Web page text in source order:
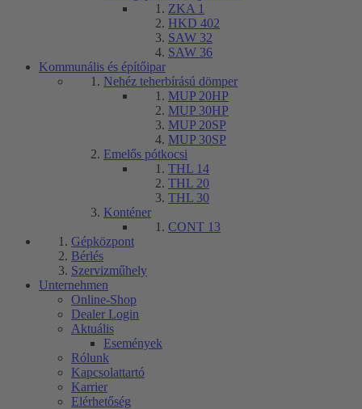
ZKA 1
HKD 402
SAW 32
SAW 36
Kommunális és építőipar
Nehéz teherbírású dömper
MUP 20HP
MUP 30HP
MUP 20SP
MUP 30SP
Emelős pótkocsi
THL 14
THL 20
THL 30
Konténer
CONT 13
Gépközpont
Bérlés
Szervizműhely
Unternehmen
Online-Shop
Dealer Login
Aktuális
Események
Rólunk
Kapcsolattartó
Karrier
Elérhetőség